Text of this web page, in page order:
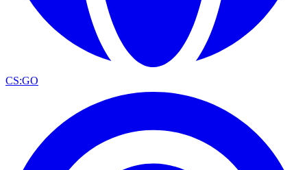
CS:GO